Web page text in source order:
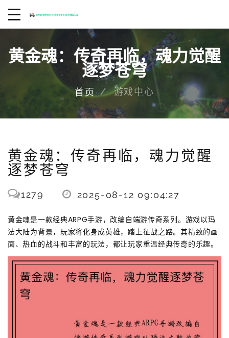
黄金魂：传奇再临，魂力觉醒
逐梦苍穹
首页 游戏中心
黄金魂：传奇再临，魂力觉醒
逐梦苍穹
1279 2025-08-12 09:04:27
黄金魂是一款经典ARPG手游，改编自端游传奇系列。游戏以玛
法大陆为背景，玩家将化身成英雄，踏上征战之路。其精致的画
面、热血的战斗和丰富的玩法，都让玩家重温经典传奇的乐趣。